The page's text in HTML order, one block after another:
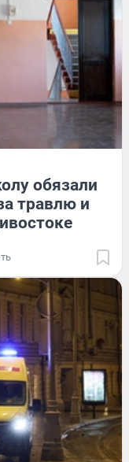
обязали
травлю и